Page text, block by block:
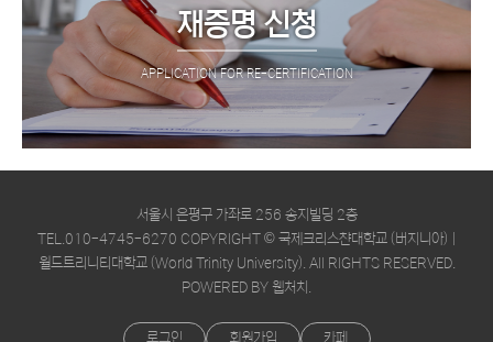
재증명 신청
APPLICATION FOR RE-CERTIFICATION
서울시 은평구 가좌로 256 송지빌딩 2층
TEL.010-4745-6270 COPYRIGHT © 국제크리스챤대학교 (버지니아) |
월드트리니티대학교 (World Trinity University). All RIGHTS RESERVED.
POWERED BY 웹처치.
로그인 회원가입 카페